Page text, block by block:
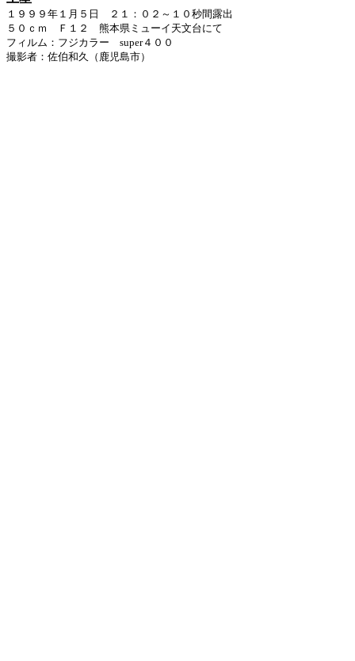
１９９９年１月５日 ２１：０２～１０秒間露出
５０ｃｍ Ｆ１２ 熊本県ミューイ天文台にて
フィルム：フジカラー super４００
撮影者：佐伯和久（鹿児島市）